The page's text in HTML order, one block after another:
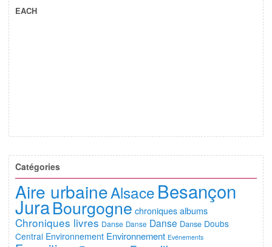
EACH
Catégories
Aire urbaineAlsace Besançon
JuraBourgogne chroniques albums
Chroniques livres Danse Danse Danse Danse Doubs
Central Environnement Environnement Evénements